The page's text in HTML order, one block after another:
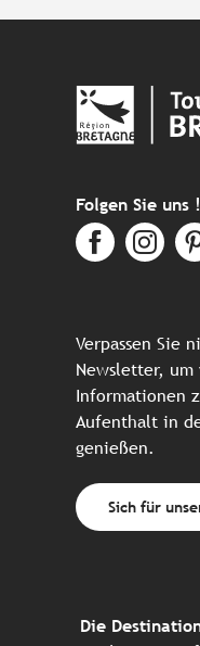
Folgen Sie uns !
Verpassen Sie
Newsletter, um
Informationen
Aufenthalt in
genießen.
Sich für
Die